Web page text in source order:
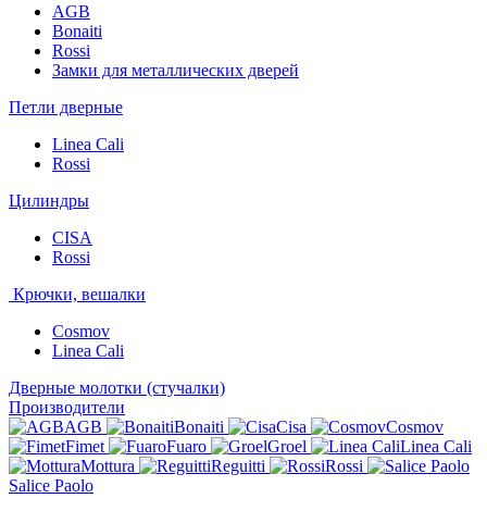
AGB
Bonaiti
Rossi
Замки для металлических дверей
Петли дверные
Linea Cali
Rossi
Цилиндры
CISA
Rossi
Крючки, вешалки
Cosmov
Linea Cali
Дверные молотки (стучалки)
Производители
AGB
Bonaiti Cisa
Cosmov
Fimet
Fuaro Groel
Linea Cali
Mottura
Reguitti
Rossi
Salice Paolo